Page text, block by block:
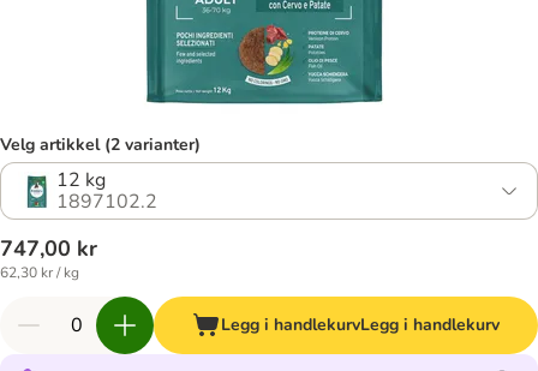
Velg artikkel (2 varianter)
12 kg
1897102.2
747,00 kr
62,30 kr / kg
Legg i handlekurvLegg i handlekurv